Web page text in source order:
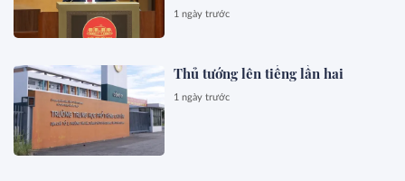
1 ngày trước
Thủ tướng lên tiếng lần hai
1 ngày trước